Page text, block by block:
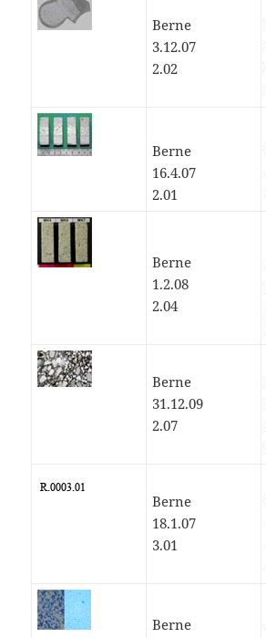
Berne
3.12.07
2.02
Berne
16.4.07
2.01
Berne
1.2.08
2.04
Berne
31.12.09
2.07
Berne
18.1.07
3.01
Berne